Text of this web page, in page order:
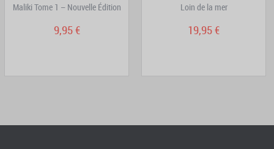
Maliki Tome 1 – Nouvelle Édition
9,95 €
Loin de la mer
19,95 €